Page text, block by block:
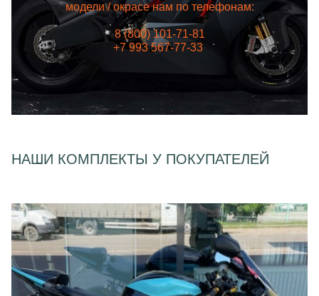
модели / окрасе нам по телефонам:
8 (800) 101-71-81
+7 993 567-77-33
НАШИ КОМПЛЕКТЫ У ПОКУПАТЕЛЕЙ